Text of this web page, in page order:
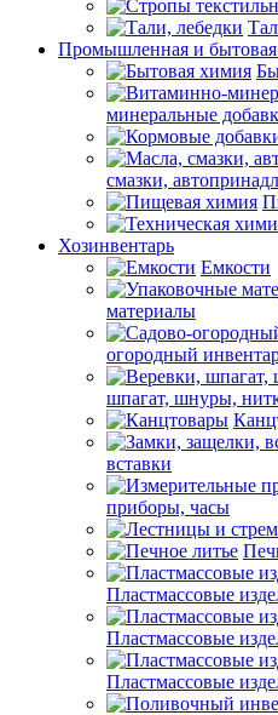
Промышленная и
минеральные
смазки,
Хозинвентарь
Емкости
материалы
огородный
шпагат, шнуры,
вставки
приборы, часы
Пластмассовые
Пластмассовые
Пластмассовые